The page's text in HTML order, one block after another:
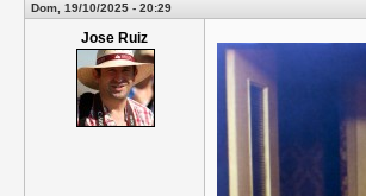
Dom, 19/10/2025 - 20:29
Jose Ruiz